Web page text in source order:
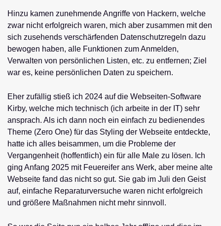
Hinzu kamen zunehmende Angriffe von Hackern, welche
zwar nicht erfolgreich waren, mich aber zusammen mit den
sich zusehends verschärfenden Datenschutzregeln dazu
bewogen haben, alle Funktionen zum Anmelden,
Verwalten von persönlichen Listen, etc. zu entfernen; Ziel
war es, keine persönlichen Daten zu speichern.
Eher zufällig stieß ich 2024 auf die Webseiten-Software
Kirby, welche mich technisch (ich arbeite in der IT) sehr
ansprach. Als ich dann noch ein einfach zu bedienendes
Theme (Zero One) für das Styling der Webseite entdeckte,
hatte ich alles beisammen, um die Probleme der
Vergangenheit (hoffentlich) ein für alle Male zu lösen. Ich
ging Anfang 2025 mit Feuereifer ans Werk, aber meine alte
Webseite fand das nicht so gut. Sie gab im Juli den Geist
auf, einfache Reparaturversuche waren nicht erfolgreich
und größere Maßnahmen nicht mehr sinnvoll.